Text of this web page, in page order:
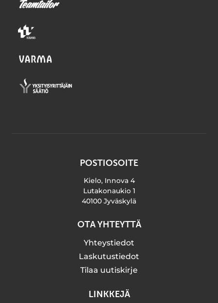
POSTIOSOITE
Kielo, Innova 4
Lutakonaukio 1
40100 Jyväskylä
OTA YHTEYTTÄ
Yhteystiedot
Laskutustiedot
Tilaa uutiskirje
LINKKEJÄ